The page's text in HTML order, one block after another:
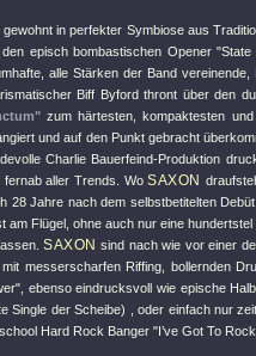
gewohnt in perfekter Symbiose aus
den episch bombastischen Opener
alle Stärken der Band
Biff Byford thront über den
zum härtesten, kompaktesten
und auf den Punkt gebracht
Charlie Bauerfeind-Produktion
fernab aller Trends. WoSAXON
28 Jahre nach dem selbstbetitelten
am Flügel, ohne auch nur eine
SAXON sind nach wie vor einer
messerscharfen Riffing, bollernden
, ebenso eindrucksvoll wie epische
Single der Scheibe) , oder einfach nur
Hard Rock Banger "I’ve Got To